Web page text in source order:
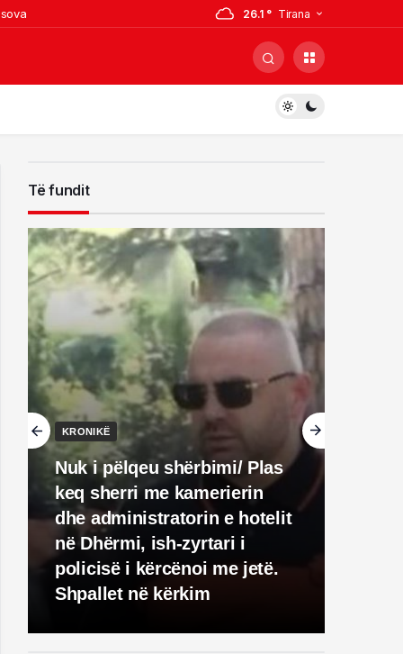
26.1 ° Tirana
Të fundit
KRONIKË
Nuk i pëlqeu shërbimi/ Plas
keq sherri me kamerierin
dhe administratorin e hotelit
në Dhërmi, ish-zyrtari i
policisë i kërcënoi me jetë.
Shpallet në kërkim